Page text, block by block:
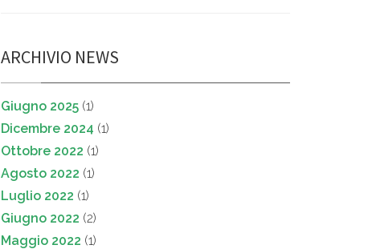
ARCHIVIO NEWS
Giugno 2025 (1)
Dicembre 2024 (1)
Ottobre 2022 (1)
Agosto 2022 (1)
Luglio 2022 (1)
Giugno 2022 (2)
Maggio 2022 (1)